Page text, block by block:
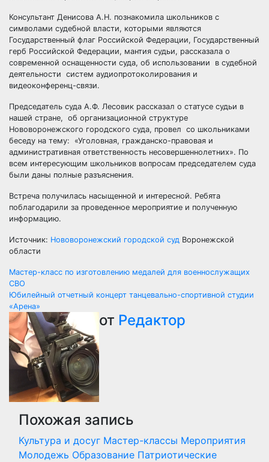
Консультант Денисова А.Н. познакомила школьников с
символами судебной власти, которыми являются
Государственный флаг Российской Федерации, Государственный
герб Российской Федерации, мантия судьи, рассказала о
современной оснащенности суда, об использовании в судебной
деятельности систем аудиопротоколирования и
видеоконференц-связи.
Председатель суда А.Ф. Лесовик рассказал о статусе судьи в
нашей стране, об организационной структуре
Нововоронежского городского суда, провел со школьниками
беседу на тему: «Уголовная, гражданско-правовая и
административная ответственность несовершеннолетних». По
всем интересующим школьников вопросам председателем суда
были даны полные разъяснения.
Встреча получилась насыщенной и интересной. Ребята
поблагодарили за проведенное мероприятие и полученную
информацию.
Источник: Нововоронежский городской суд Воронежской
области
Навигация
по
записям
Мастер-класс по изготовлению медалей для военнослужащих
СВО
Юбилейный отчетный концерт танцевально-спортивной студии
«Арена»
от Редактор
Похожая запись
Культура и досуг Мастер-классы Мероприятия
Молодежь Образование Патриотические